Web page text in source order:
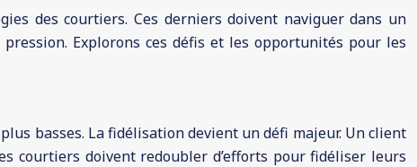
des courtiers. Ces derniers doivent naviguer dans un
Explorons ces défis et les opportunités pour les
basses. La fidélisation devient un défi majeur. Un client
courtiers doivent redoubler d’efforts pour fidéliser leurs